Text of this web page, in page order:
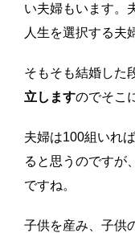
い夫婦もいます。
人生を選択する夫
そもそも結婚した
立しますのでそこ
夫婦は100組いれ
ると思うのですが
ですね。
子供を産み、子供